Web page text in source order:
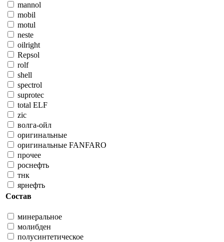
mannol
mobil
motul
neste
oilright
Repsol
rolf
shell
spectrol
suprotec
total ELF
zic
волга-ойл
оригинальные
оригинальные FANFARO
прочее
роснефть
тнк
ярнефть
Состав
минеральное
молибден
полусинтетическое